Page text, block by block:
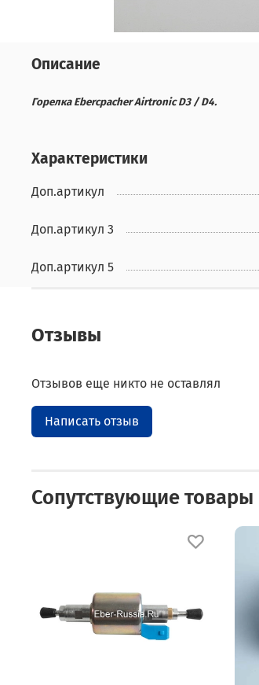
Описание
Горелка Ebercpacher Airtronic D3 / D4.
Характеристики
Доп.артикул
Доп.артикул 3
Доп.артикул 5
Отзывы
Отзывов еще никто не оставлял
Написать отзыв
Сопутствующие товары